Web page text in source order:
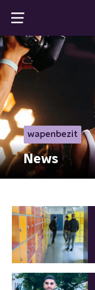
wapenbezit
News